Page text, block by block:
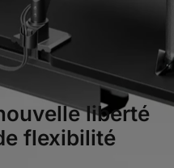
liberté
flexibilité